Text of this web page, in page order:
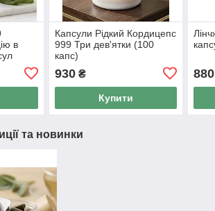
в
Капсули Рідкий Кордицепс
999 Три дев'ятки (100
капс)
930₴
Купити
880
та новинки